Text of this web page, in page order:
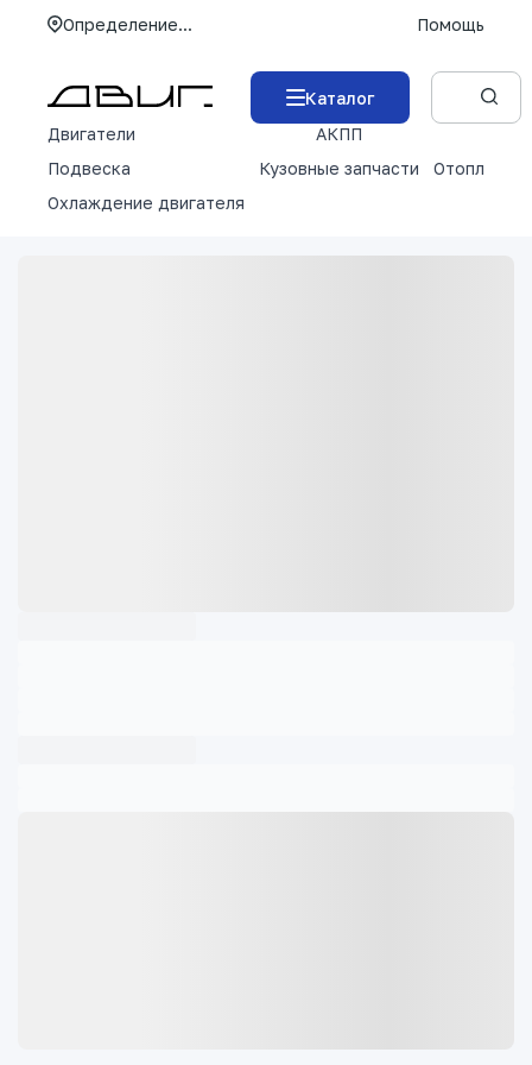
Определение... Помощь
Каталог
Двигатели
АКПП
Подвеска
Кузовные запчасти
Отопление
Охлаждение двигателя